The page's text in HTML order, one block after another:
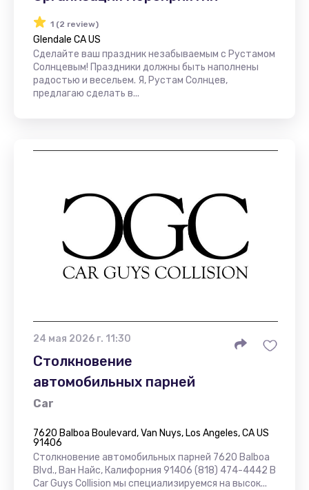
1 (2 review)
Glendale CA US
Сделайте ваш праздник незабываемым с Рустамом
Солнцевым! Праздники должны быть наполнены
радостью и весельем. Я, Рустам Солнцев,
предлагаю сделать в...
24 мая 2026 г. 11:30
Столкновение
автомобильных парней
Car
7620 Balboa Boulevard, Van Nuys, Los Angeles, CA US
91406
Столкновение автомобильных парней 7620 Balboa
Blvd., Ван Найс, Калифорния 91406 (818) 474-4442 В
Car Guys Collision мы специализируемся на высок...